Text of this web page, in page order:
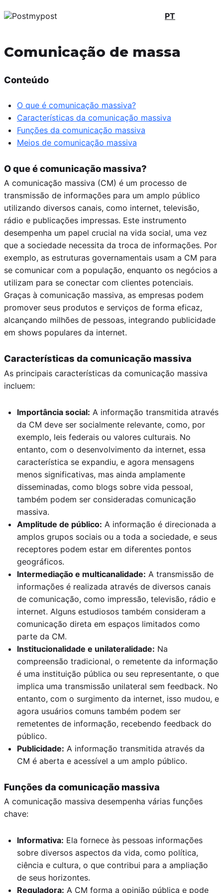
PT
Comunicação de massa
Conteúdo
O que é comunicação massiva?
Características da comunicação massiva
Funções da comunicação massiva
Meios de comunicação massiva
O que é comunicação massiva?
A comunicação massiva (CM) é um processo de
transmissão de informações para um amplo público
utilizando diversos canais, como internet, televisão,
rádio e publicações impressas. Este instrumento
desempenha um papel crucial na vida social, uma vez
que a sociedade necessita da troca de informações. Por
exemplo, as estruturas governamentais usam a CM para
se comunicar com a população, enquanto os negócios a
utilizam para se conectar com clientes potenciais.
Graças à comunicação massiva, as empresas podem
promover seus produtos e serviços de forma eficaz,
alcançando milhões de pessoas, integrando publicidade
em shows populares da internet.
Características da comunicação massiva
As principais características da comunicação massiva
incluem:
Importância social: A informação transmitida através
da CM deve ser socialmente relevante, como, por
exemplo, leis federais ou valores culturais. No
entanto, com o desenvolvimento da internet, essa
característica se expandiu, e agora mensagens
menos significativas, mas ainda amplamente
disseminadas, como blogs sobre vida pessoal,
também podem ser consideradas comunicação
massiva.
Amplitude de público: A informação é direcionada a
amplos grupos sociais ou a toda a sociedade, e seus
receptores podem estar em diferentes pontos
geográficos.
Intermediação e multicanalidade: A transmissão de
informações é realizada através de diversos canais
de comunicação, como impressão, televisão, rádio e
internet. Alguns estudiosos também consideram a
comunicação direta em espaços limitados como
parte da CM.
Institucionalidade e unilateralidade: Na
compreensão tradicional, o remetente da informação
é uma instituição pública ou seu representante, o que
implica uma transmissão unilateral sem feedback. No
entanto, com o surgimento da internet, isso mudou, e
agora usuários comuns também podem ser
remetentes de informação, recebendo feedback do
público.
Publicidade: A informação transmitida através da
CM é aberta e acessível a um amplo público.
Funções da comunicação massiva
A comunicação massiva desempenha várias funções
chave:
Informativa: Ela fornece às pessoas informações
sobre diversos aspectos da vida, como política,
ciência e cultura, o que contribui para a ampliação
de seus horizontes.
Reguladora: A CM forma a opinião pública e pode